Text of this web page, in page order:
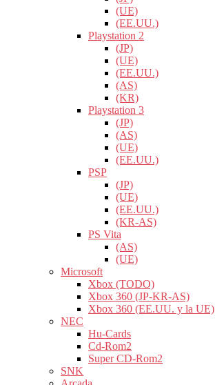
(UE)
(EE.UU.)
Playstation 2
(JP)
(UE)
(EE.UU.)
(AS)
(KR)
Playstation 3
(JP)
(AS)
(UE)
(EE.UU.)
PSP
(JP)
(UE)
(EE.UU.)
(KR-AS)
PS Vita
(AS)
(UE)
Microsoft
Xbox (TODO)
Xbox 360 (JP-KR-AS)
Xbox 360 (EE.UU. y la UE)
NEC
Hu-Cards
Cd-Rom2
Super CD-Rom2
SNK